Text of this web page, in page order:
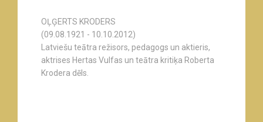
OĻĢERTS KRODERS
(09.08.1921 - 10.10.2012)
Latviešu teātra režisors, pedagogs un aktieris,
aktrises Hertas Vulfas un teātra kritiķa Roberta
Krodera dēls.